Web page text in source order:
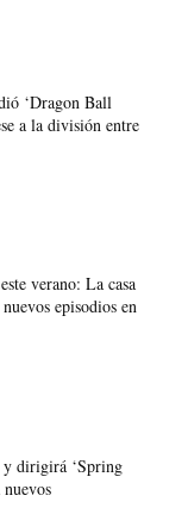
‘Dragon Ball
a la división entre
verano: La casa
episodios en
dirigirá ‘Spring
nuevos